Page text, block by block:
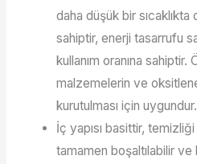
daha düşük bir sıcaklıkta
sahiptir, enerji tasarrufu
kullanım oranına sahiptir.
malzemelerin ve
kurutulması için uygundur.
İç yapısı basittir,
tamamen boşaltılabilir ve